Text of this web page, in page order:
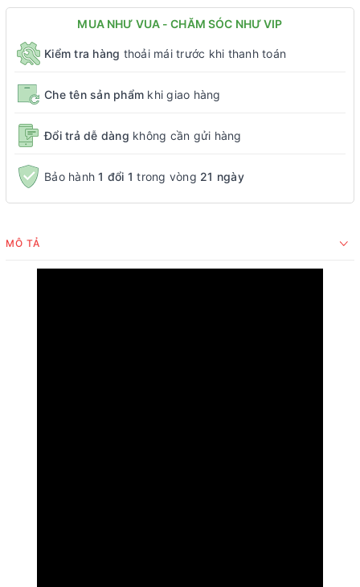
MUA NHƯ VUA - CHĂM SÓC NHƯ VIP
Kiểm tra hàng thoải mái trước khi thanh toán
Che tên sản phẩm khi giao hàng
Đổi trả dễ dàng không cần gửi hàng
Bảo hành1 đổi 1 trong vòng 21 ngày
MÔ TẢ